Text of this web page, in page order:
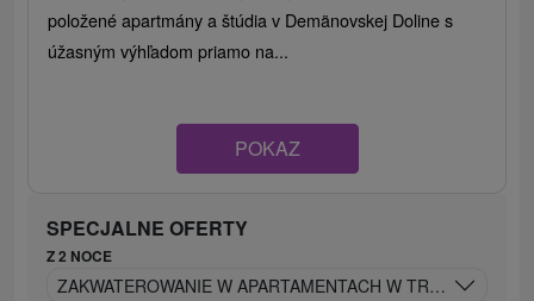
položené apartmány a štúdia v Demänovskej Doline s
úžasným výhľadom priamo na...
POKAZ
SPECJALNE OFERTY
Z 2 NOCE
ZAKWATEROWANIE W APARTAMENTACH W